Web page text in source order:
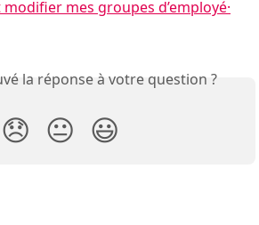
mes groupes d’employé⸱
la réponse à votre question ?
😞 😐 😃